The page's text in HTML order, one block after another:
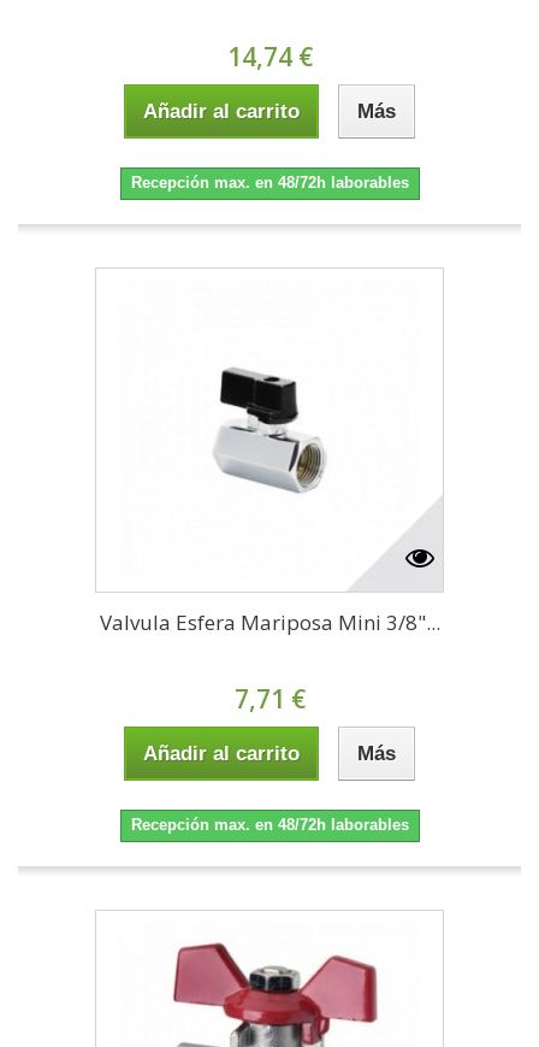
14,74 €
Añadir al carrito Más
Recepción max. en 48/72h laborables
Valvula Esfera Mariposa Mini 3/8"...
7,71 €
Añadir al carrito Más
Recepción max. en 48/72h laborables